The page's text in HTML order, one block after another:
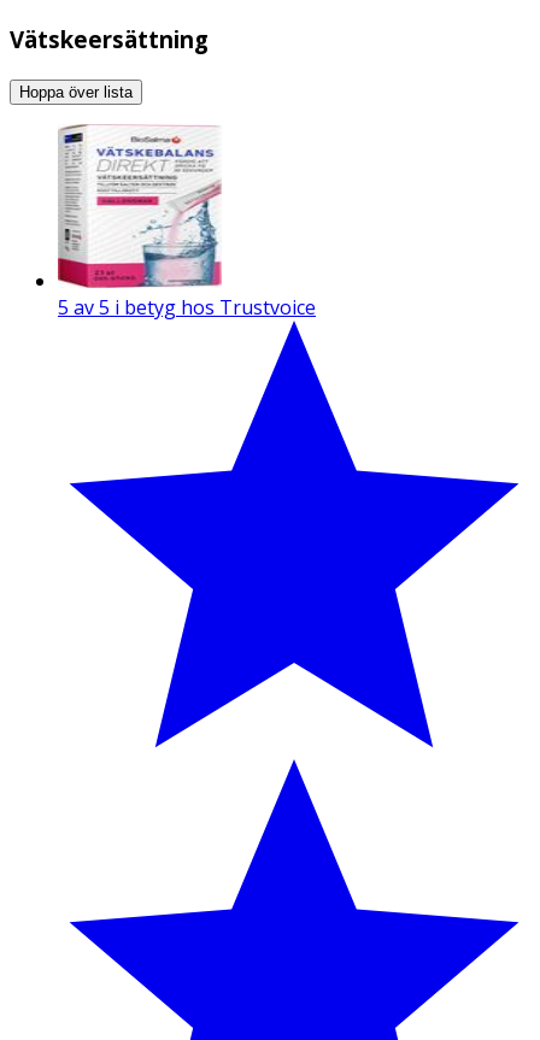
Vätskeersättning
Hoppa över lista
5 av 5 i betyg hos Trustvoice